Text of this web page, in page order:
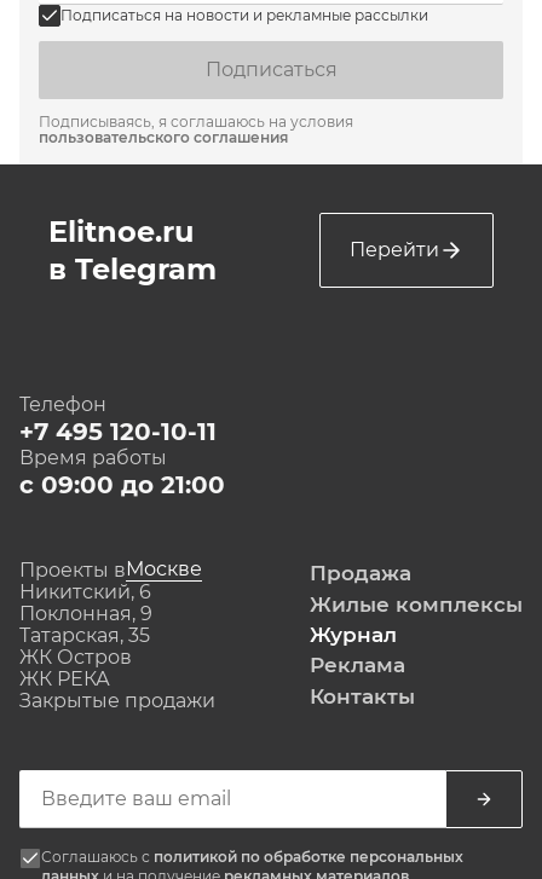
Подписаться на новости и рекламные рассылки
Подписаться
Подписываясь, я соглашаюсь на условия
пользовательского соглашения
Elitnoe.ru
в Telegram
Перейти
Телефон
+7 495 120-10-11
Время работы
с 09:00 до 21:00
Проекты вМоскве
Никитский, 6
Поклонная, 9
Татарская, 35
ЖК Остров
ЖК РЕКА
Закрытые продажи
Продажа
Жилые комплексы
Журнал
Реклама
Контакты
Соглашаюсь с политикой по обработке персональных